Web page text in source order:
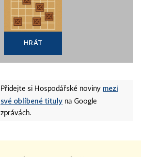
HRÁT
Přidejte si Hospodářské noviny mezi
své oblíbené tituly na Google
zprávách.